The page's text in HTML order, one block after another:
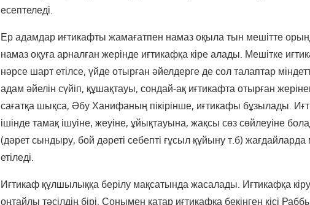
есептеледі.
Ер адамдар иғтикафты жамағатпен намаз оқыла тын мешітте
намаз оқуға арналған жерінде иғтикафқа кіре алады. Мешітке
нәрсе шарт етілсе, үйде отырған әйелдерге де сол талаптар
адам әйелін сүйіп, құшақтауы, сондай-ақ иғтикафта отырған
сағатқа шықса, Әбу Ханифаның пікірінше, иғтикафы бұзылады.
ішінде тамақ ішуіне, жеуіне, ұйықтауына, жақсы сөз сөйлеуіне
(дәрет сындыру, бой дәреті себепті ғұсыл құйыну т.б)
етіледі.
Иғтикаф құлшылыққа берілу мақсатында жасалады. Иғтикафқа кіру –
оңтайлы тәсілдің бірі. Сонымен қатар иғтикафқа бекінген кісі